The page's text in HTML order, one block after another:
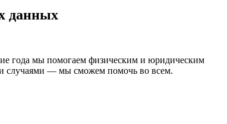
данных
года мы помогаем физическим и юридическим
случаями — мы сможем помочь во всем.